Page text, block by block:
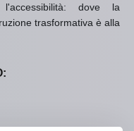
dove la
trasformativa è alla